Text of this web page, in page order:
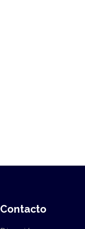
Contacto